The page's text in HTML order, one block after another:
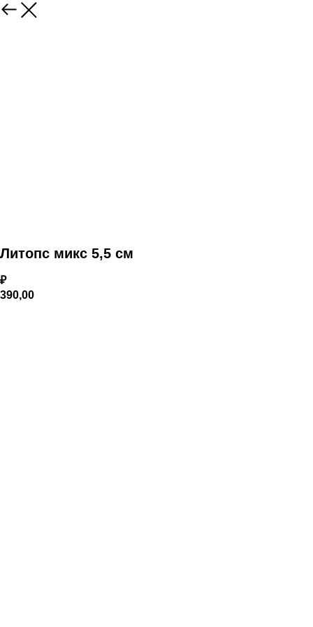
Литопс микс 5,5 см
₽
390,00